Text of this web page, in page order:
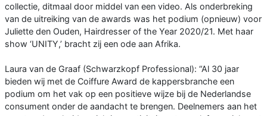
collectie, ditmaal door middel van een video. Als onderbreking
van de uitreiking van de awards was het podium (opnieuw) voor
Juliette den Ouden, Hairdresser of the Year 2020/21. Met haar
show ‘UNITY,’ bracht zij een ode aan Afrika.
Laura van de Graaf (Schwarzkopf Professional): “Al 30 jaar
bieden wij met de Coiffure Award de kappersbranche een
podium om het vak op een positieve wijze bij de Nederlandse
consument onder de aandacht te brengen. Deelnemers aan het